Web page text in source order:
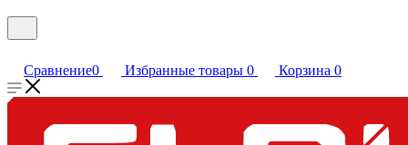
Сравнение0 Избранные товары 0 Корзина 0